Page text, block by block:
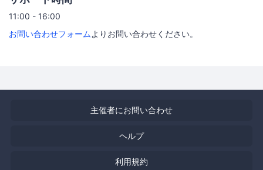
11:00 - 16:00
お問い合わせフォームよりお問い合わせください。
主催者にお問い合わせ
ヘルプ
利用規約